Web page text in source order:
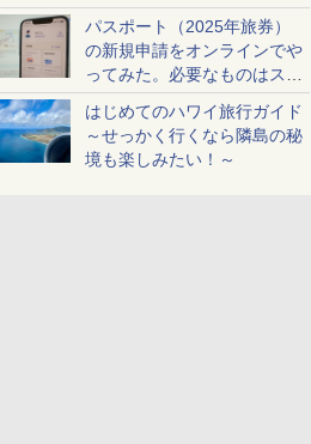
配・来場前に必要な準備は？
パスポート（2025年旅券）
の新規申請をオンラインでや
ってみた。必要なものはスマ
ホとマイナカードのみ
はじめてのハワイ旅行ガイド
～せっかく行くなら隣島の秘
境も楽しみたい！～